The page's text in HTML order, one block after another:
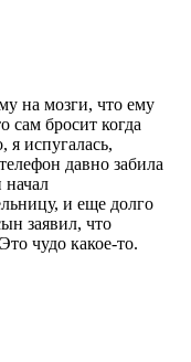
на мозги, что ему
сам бросит когда
я испугалась,
давно забила
начал
и еще долго
заявил, что
чудо какое-то.